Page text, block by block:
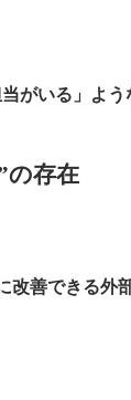
当がいる」よ
の存在
改善できる外